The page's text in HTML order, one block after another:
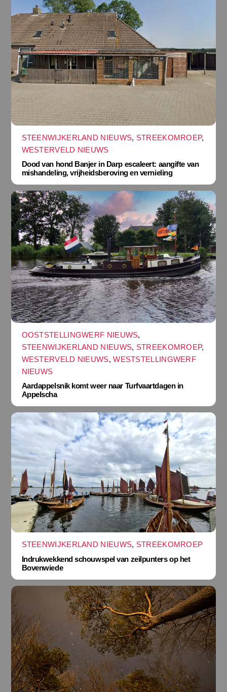
STEENWIJKERLAND NIEUWS, STREEKOMROEP,
WESTERVELD NIEUWS
Dood van hond Banjer in Darp escaleert: aangifte van
mishandeling, vrijheidsberoving en vernieling
OOSTSTELLINGWERF NIEUWS,
STEENWIJKERLAND NIEUWS, STREEKOMROEP,
WESTERVELD NIEUWS,WESTSTELLINGWERF
NIEUWS
Aardappelsnik komt weer naar Turfvaartdagen in
Appelscha
STEENWIJKERLAND NIEUWS, STREEKOMROEP
Indrukwekkend schouwspel van zeilpunters op het
Bovenwiede